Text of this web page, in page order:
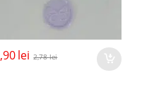
lei 2,78lei